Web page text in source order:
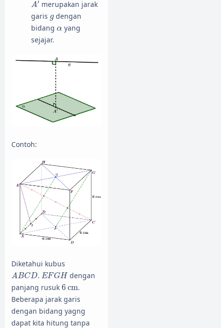
A′ merupakan jarak
garis g
g dengan
bidang α
α yang
sejajar.
Contoh:
Diketahui kubus
ABCD. EFGH
A BCD.E FGH
dengan
panjang rusuk 6 cm
6 cm.
Beberapa jarak garis
dengan bidang yagng
dapat kita hitung tanpa